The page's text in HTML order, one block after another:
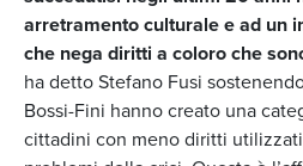
arretramento culturale e ad un
che nega diritti a coloro che
ha detto Stefano Fusi
Bossi-Fini hanno creato una
cittadini con meno diritti